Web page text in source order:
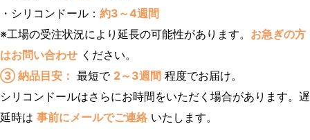
・シリコンドール： 約3～4週間
※工場の受注状況により延長の可能性があります。 お急ぎの方
はお問い合わせ ください。
③ 納品目安： 最短で 2～3週間 程度でお届け。
シリコンドールはさらにお時間をいただく場合があります。遅
延時は 事前にメールでご連絡 いたします。